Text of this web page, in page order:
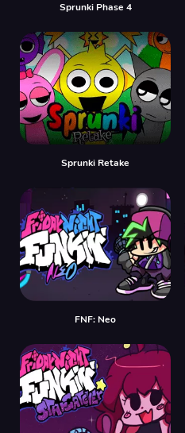
Sprunki Phase 4
Sprunki Retake
FNF: Neo